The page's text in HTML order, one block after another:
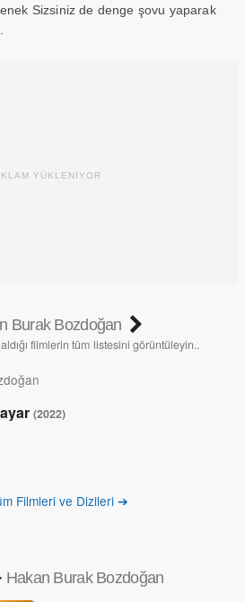
Sizsiniz de denge şovu yaparak
YÜKLENİYOR
Burak Bozdoğan
filmlerin tüm listesini görüntüleyin..
(2022)
Filmleri ve Dizileri ➔
Hakan Burak Bozdoğan